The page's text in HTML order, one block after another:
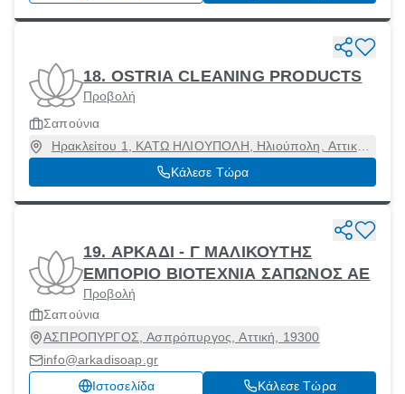
18. OSTRIA CLEANING PRODUCTS
Προβολή
Σαπούνια
Ηρακλείτου 1, ΚΑΤΩ ΗΛΙΟΥΠΟΛΗ, Ηλιούπολη, Αττική,
16341
Κάλεσε Τώρα
19. ΑΡΚΑΔΙ - Γ ΜΑΛΙΚΟΥΤΗΣ
ΕΜΠΟΡΙΟ ΒΙΟΤΕΧΝΙΑ ΣΑΠΩΝΟΣ ΑΕ
Προβολή
Σαπούνια
ΑΣΠΡΟΠΥΡΓΟΣ, Ασπρόπυργος, Αττική, 19300
info@arkadisoap.gr
Ιστοσελίδα
Κάλεσε Τώρα